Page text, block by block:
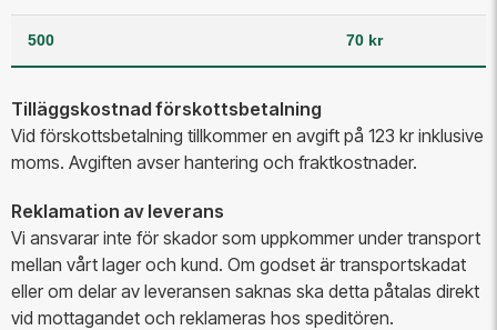
500 70 kr
Tilläggskostnad förskottsbetalning
Vid förskottsbetalning tillkommer en avgift på 123 kr inklusive
moms. Avgiften avser hantering och fraktkostnader.
Reklamation av leverans
Vi ansvarar inte för skador som uppkommer under transport
mellan vårt lager och kund. Om godset är transportskadat
eller om delar av leveransen saknas ska detta påtalas direkt
vid mottagandet och reklameras hos speditören.